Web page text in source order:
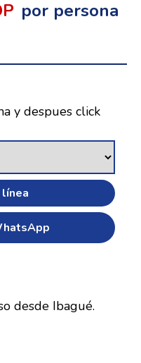
por persona
y despues click
línea
desde Ibagué.